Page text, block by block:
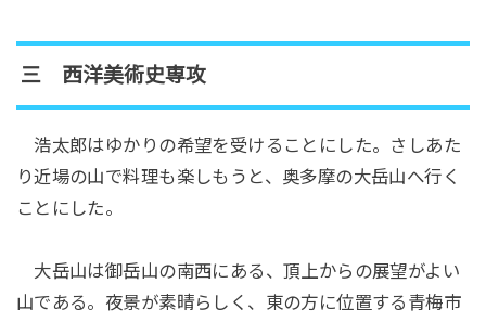
三 西洋美術史専攻
浩太郎はゆかりの希望を受けることにした。さしあた
り近場の山で料理も楽しもうと、奥多摩の大岳山へ行く
ことにした。
大岳山は御岳山の南西にある、頂上からの展望がよい
山である。夜景が素晴らしく、東の方に位置する青梅市